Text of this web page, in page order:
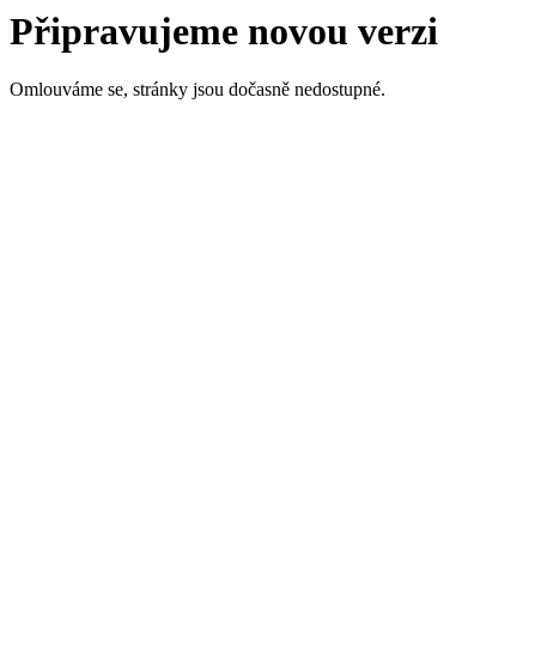
Připravujeme novou verzi
Omlouváme se, stránky jsou dočasně nedostupné.